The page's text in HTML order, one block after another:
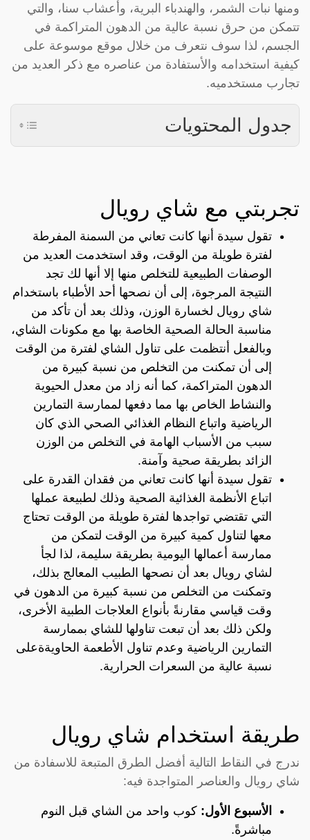
ومنها نبات الشمر، والهندباء البرية، وأعشاب سنا، والتي
تتمكن من حرق نسبة عالية من الدهون المتراكمة في
الجسم، لذا سوف نتعرف من خلال موقع موسوعة على
كيفية استخدامه والأستفادة من عناصره مع ذكر العديد من
تجارب مستخدميه.
جدول المحتويات
تجربتي مع شاي رويال
تقول سيدة أنها كانت تعاني من السمنة المفرطة
لفترة طويلة من الوقت، وقد استخدمت العديد من
الوصفات الطبيعية للتخلص منها إلا أنها لك تجد
النتيجة المرجوة، إلى أن نصحها أحد الأطباء باستخدام
شاي رويال لخسارة الوزن، وذلك بعد أن تأكد من
مناسبة الحالة الصحية الخاصة بها مع مكونات الشاي،
وبالفعل أنتظمت على تناول الشاي لفترة من الوقت
إلى أن تمكنت من التخلص من نسبة كبيرة من
الدهون المتراكمة، كما أنه زاد من معدل الحيوية
والنشاط الخاص بها مما دفعها لممارسة التمارين
الرياضية واتباع النظام الغذائي الصحي الذي كان
سبب من الأسباب الهامة في التخلص من الوزن
الزائد بطريقة صحية وآمنة.
تقول سيدة أنها كانت تعاني من فقدان القدرة على
اتباع الأنظمة الغذائية الصحية وذلك لطبيعة عملها
التي تقتضي تواجدها لفترة طويلة من الوقت تحتاج
معها لتناول كمية كبيرة من الوقت لتمكن من
ممارسة أعمالها اليومية بطريقة سليمة، لذا لجأ
لشاي رويال بعد أن نصحها الطبيب المعالج بذلك،
وتمكنت من التخلص من نسبة كبيرة من الدهون في
وقت قياسي مقارنةً بأنواع العلاجات الطبية الأخرى،
ولكن ذلك بعد أن تبعت تناولها للشاي بممارسة
التمارين الرياضية وعدم تناول الأطعمة الحاويةةعلى
نسبة عالية من السعرات الحرارية.
طريقة استخدام شاي رويال
ندرج في النقاط التالية أفضل الطرق المتبعة للاسفادة من
شاي رويال والعناصر المتواجدة فيه:
الأسبوع الأول: كوب واحد من الشاي قبل النوم
مباشرةً.